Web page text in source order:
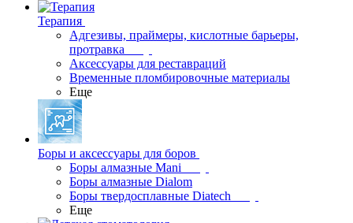
Терапия
Адгезивы, праймеры, кислотные барьеры,
протравка
Аксессуары для реставраций
Временные пломбировочные материалы
Еще
Боры и аксессуары для боров
Боры алмазные Mani
Боры алмазные Dialom
Боры твердосплавные Diatech
Еще